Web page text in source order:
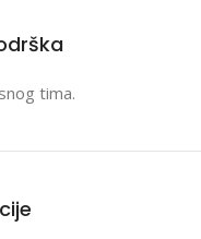
tima.